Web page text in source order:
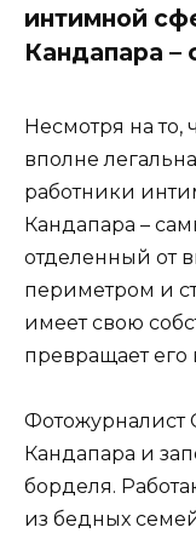
интимной
Кандапара –
Несмотря на то,
вполне
работники
Кандапара –
отделенный от
периметром и
имеет свою
превращает его
Фотожурналист
Кандапара и
борделя.
из бедных